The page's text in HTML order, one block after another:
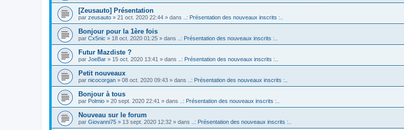
[Zeusauto] Présentation
par zeusauto » 21 oct. 2020 22:44 » dans ..: Présentation des nouveaux inscrits :..
Bonjour pour la 1ère fois
par Cx5nic » 18 oct. 2020 01:25 » dans ..: Présentation des nouveaux inscrits :..
Futur Mazdiste ?
par JoeBar » 15 oct. 2020 13:41 » dans ..: Présentation des nouveaux inscrits :..
Petit nouveaux
par nicocorgan » 08 oct. 2020 09:43 » dans ..: Présentation des nouveaux inscrits :..
Bonjour à tous
par Polmio » 20 sept. 2020 22:41 » dans ..: Présentation des nouveaux inscrits :..
Nouveau sur le forum
par Giovanni75 » 13 sept. 2020 12:32 » dans ..: Présentation des nouveaux inscrits :..